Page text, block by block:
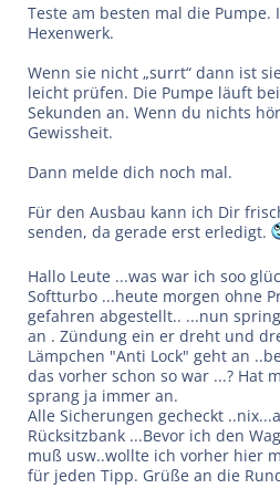
Teste am besten mal die Pumpe.
Hexenwerk.
Wenn sie nicht „surrt“ dann ist
leicht prüfen. Die Pumpe läuft
Sekunden an. Wenn du nichts
Gewissheit.
Dann melde dich noch mal.
Für den Ausbau kann ich Dir
senden, da gerade erst erledigt.
Hallo Leute ...was war ich soo
Softturbo ...heute morgen ohne
gefahren abgestellt.. ...nun
an . Zündung ein er dreht und
Lämpchen "Anti Lock" geht an
das vorher schon so war ...? Hat
sprang ja immer an.
Alle Sicherungen gecheckt
Rücksitzbank ...Bevor ich den
muß usw..wollte ich vorher hier
für jeden Tipp. Grüße an die